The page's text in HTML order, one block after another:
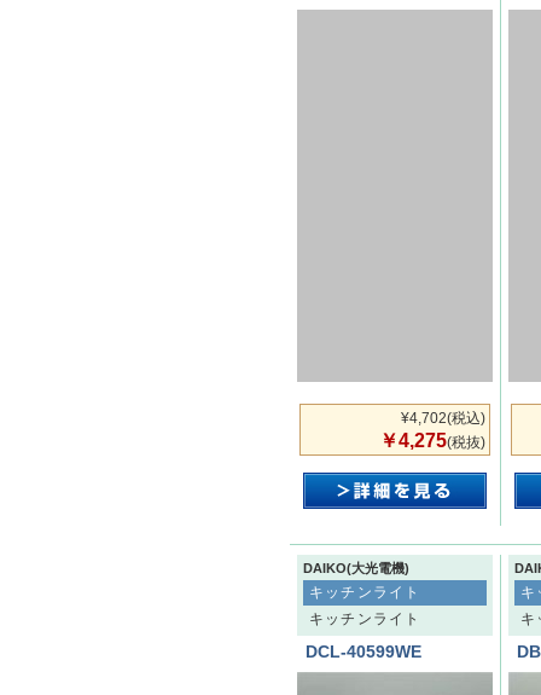
¥4,702(税込)
￥4,275(税抜)
DAIKO(大光電機)
キッチンライト
キッチンライト
DCL-40599WE
キ
キ